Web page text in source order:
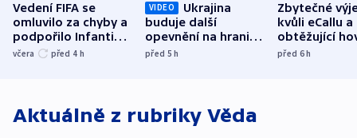
Vedení FIFA se
omluvilo za chyby a
podpořilo Infantina.
UEFA trvá na
včera před 4 h
VIDEO
Ukrajina
buduje další
opevnění na hranici
s Běloruskem
před 5h
Zbytečné
kvůli eCallu a
obtěžující
zdržují
před 6h
Aktuálně z rubriky Věda